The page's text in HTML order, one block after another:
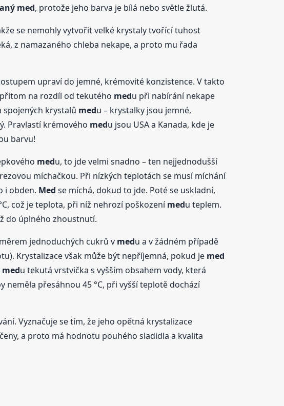
med, protože jeho barva je bílá nebo světle žlutá.
se nemohly vytvořit velké krystaly tvořící tuhost
z namazaného chleba nekape, a proto mu řada
upraví do jemné, krémovité konzistence. V takto
na rozdíl od tekutého medu při nabírání nekape
spojených krystalů medu – krystalky jsou jemné,
Pravlastí krémového medu jsou USA a Kanada, kde je
barvu!
medu, to jde velmi snadno – ten nejjednodušší
míchačkou. Při nízkých teplotách se musí míchání
i obden. Med se míchá, dokud to jde. Poté se uskladní,
což je teplota, při níž nehrozí poškozenímedu teplem.
do úplného zhoustnutí.
jednoduchých cukrů v medu a v žádném případě
Krystalizace však může být nepříjemná, pokud je med
medu tekutá vrstvička s vyšším obsahem vody, která
přesáhnou 45 °C, při vyšší teplotě dochází
Vyznačuje se tím, že jeho opětná krystalizace
a proto má hodnotu pouhého sladidla a kvalita